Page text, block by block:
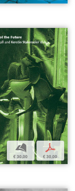
b
€ 30,00
p
€ 30,00